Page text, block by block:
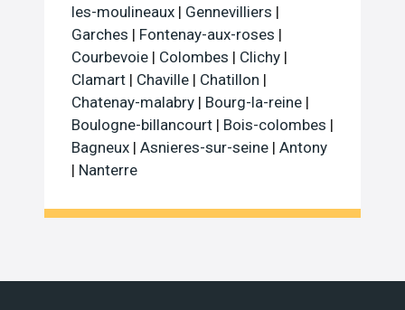
les-moulineaux | Gennevilliers |
Garches | Fontenay-aux-roses |
Courbevoie | Colombes | Clichy |
Clamart | Chaville | Chatillon |
Chatenay-malabry | Bourg-la-reine |
Boulogne-billancourt | Bois-colombes |
Bagneux | Asnieres-sur-seine | Antony
| Nanterre